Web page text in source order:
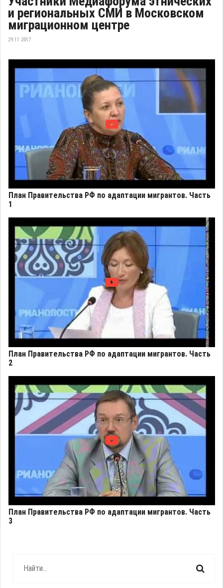
и региональных СМИ в Московском
миграционном центре
29.11.2017
План Правительства РФ по адаптации мигрантов. Часть
1
План Правительства РФ по адаптации мигрантов. Часть
2
План Правительства РФ по адаптации мигрантов. Часть
3